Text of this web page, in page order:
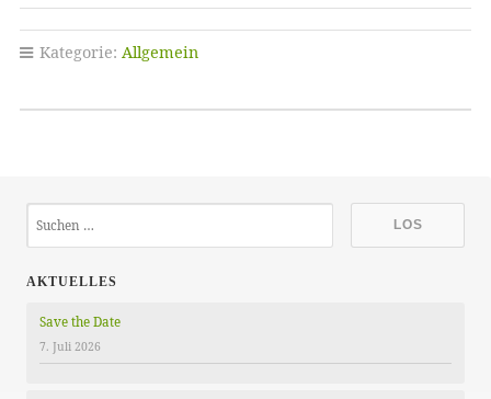
Kategorie: Allgemein
AKTUELLES
Save the Date
7. Juli 2026